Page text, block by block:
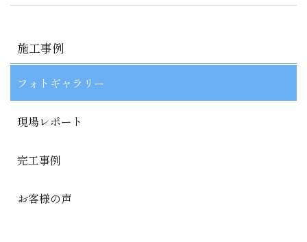
施工事例
フォトギャラリー
現場レポート
完工事例
お客様の声